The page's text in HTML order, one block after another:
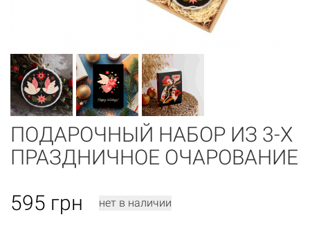
ПОДАРОЧНЫЙ НАБОР ИЗ 3-Х
ПРАЗДНИЧНОЕ ОЧАРОВАНИЕ
595 грн нет в наличии